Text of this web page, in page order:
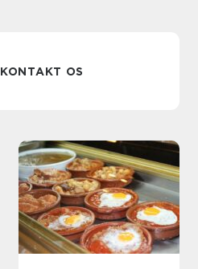
KONTAKT OS